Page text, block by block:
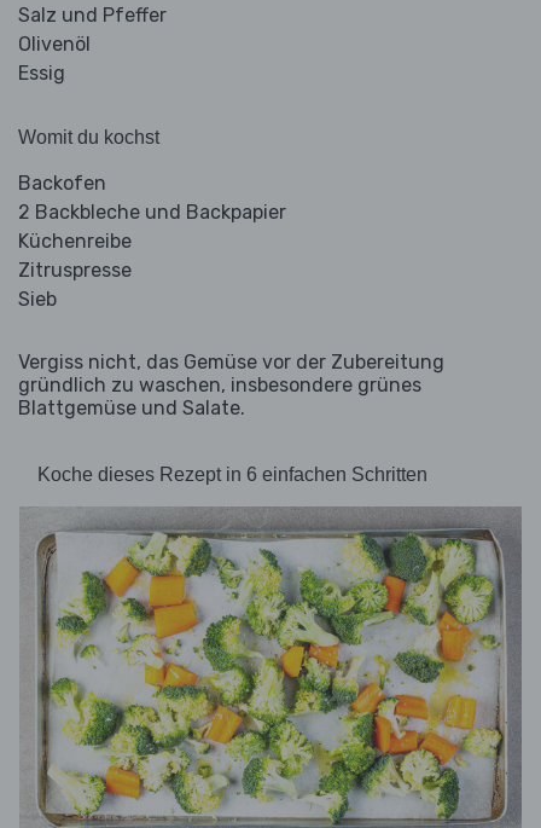
Salz und Pfeffer
Olivenöl
Essig
Womit du kochst
Backofen
2 Backbleche und Backpapier
Küchenreibe
Zitruspresse
Sieb
Vergiss nicht, das Gemüse vor der Zubereitung
gründlich zu waschen, insbesondere grünes
Blattgemüse und Salate.
Koche dieses Rezept in 6 einfachen Schritten